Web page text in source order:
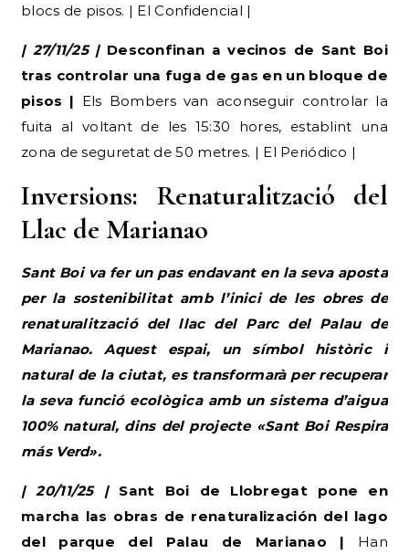
blocs de pisos. | El Confidencial |
| 27/11/25 |Desconfinan a vecinos de Sant Boi
tras controlar una fuga de gas en un bloque de
pisos | Els Bombers van aconseguir controlar la
fuita al voltant de les 15:30 hores, establint una
zona de seguretat de 50 metres. | El Periódico |
Inversions: Renaturalització del
Llac de Marianao
Sant Boi va fer un pas endavant en la seva aposta
per la sostenibilitat amb l’inici de les obres de
renaturalització del llac del Parc del Palau de
Marianao. Aquest espai, un símbol històric i
natural de la ciutat, es transformarà per recuperar
la seva funció ecològica amb un sistema d’aigua
100% natural, dins del projecte «Sant Boi Respira
más Verd».
| 20/11/25 | Sant Boi de Llobregat pone en
marcha las obras de renaturalización del lago
del parque del Palau de Marianao | Han